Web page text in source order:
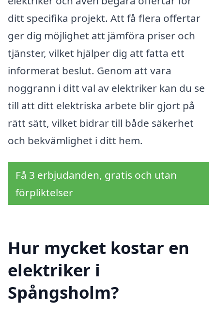
ditt specifika projekt. Att få flera offertar
ger dig möjlighet att jämföra priser och
tjänster, vilket hjälper dig att fatta ett
informerat beslut. Genom att vara
noggrann i ditt val av elektriker kan du se
till att ditt elektriska arbete blir gjort på
rätt sätt, vilket bidrar till både säkerhet
och bekvämlighet i ditt hem.
Få 3 erbjudanden, gratis och utan
förpliktelser
Hur mycket kostar en
elektriker i
Spångsholm?